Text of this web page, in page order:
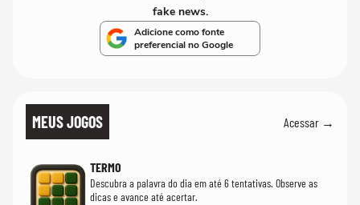
fake news.
Adicione como fonte
preferencial no Google
MEUS JOGOS Acessar →
TERMO
Descubra a palavra do dia em até 6 tentativas. Observe as
dicas e avance até acertar.